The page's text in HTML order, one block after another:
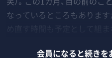
なっているところもあります
会員になると続きを